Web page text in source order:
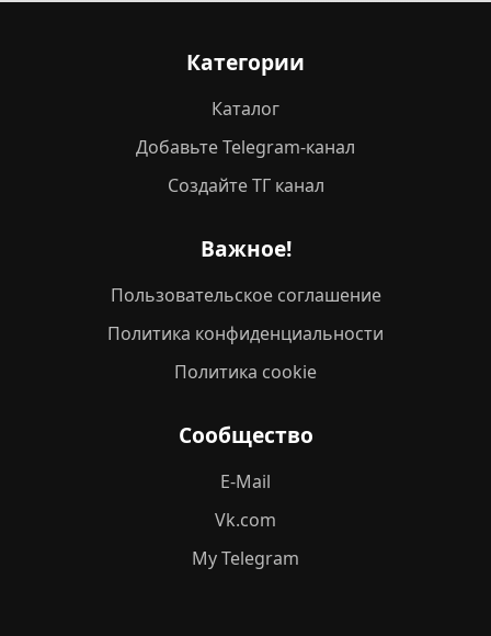
Категории
Каталог
Добавьте Telegram-канал
Создайте ТГ канал
Важное!
Пользовательское соглашение
Политика конфиденциальности
Политика cookie
Сообщество
E-Mail
Vk.com
My Telegram